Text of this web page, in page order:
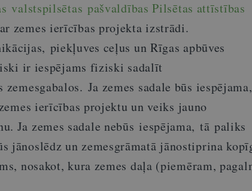
valstspilsētas pašvaldības Pilsētas attīstības
zemes ierīcības projekta izstrādi.
piekļuves ceļus un Rīgas apbūves
ir iespējams fiziski sadalīt
Ja zemes sadale būs iespējama,
ierīcības projektu un veiks jauno
Ja zemes sadale nebūs iespējama, tā paliks
jānoslēdz un zemesgrāmatā jānostiprina
nosakot, kura zemes daļa (piemēram,